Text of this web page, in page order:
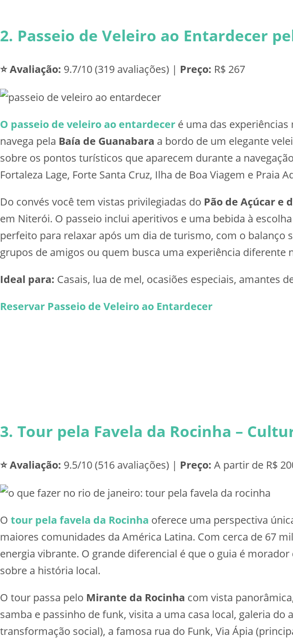
2. Passeio de Veleiro ao Entardecer
⭐ Avaliação: 9.7/10 (319 avaliações) | Preço: R$ 267
O passeio de veleiro ao entardecer é uma das
navega pela Baía de Guanabara a bordo de um elegante
sobre os pontos turísticos que aparecem durante a
Fortaleza Lage, Forte Santa Cruz, Ilha de Boa Viagem e Praia
Do convés você tem vistas privilegiadas do Pão de Açúcar e
em Niterói. O passeio inclui aperitivos e uma bebida à
perfeito para relaxar após um dia de turismo, com o balanço
grupos de amigos ou quem busca uma experiência diferente
Ideal para: Casais, lua de mel, ocasiões especiais, amantes
Reservar Passeio de Veleiro ao Entardecer
3. Tour pela Favela da Rocinha –
⭐ Avaliação: 9.5/10 (516 avaliações) | Preço: A partir de R$
O tour pela favela da Rocinha oferece uma perspectiva
maiores comunidades da América Latina. Com cerca de 67
energia vibrante. O grande diferencial é que o guia é
sobre a história local.
O tour passa pelo Mirante da Rocinha com vista
samba e passinho de funk, visita a uma casa local, galeria
transformação social), a famosa rua do Funk, Via Ápia